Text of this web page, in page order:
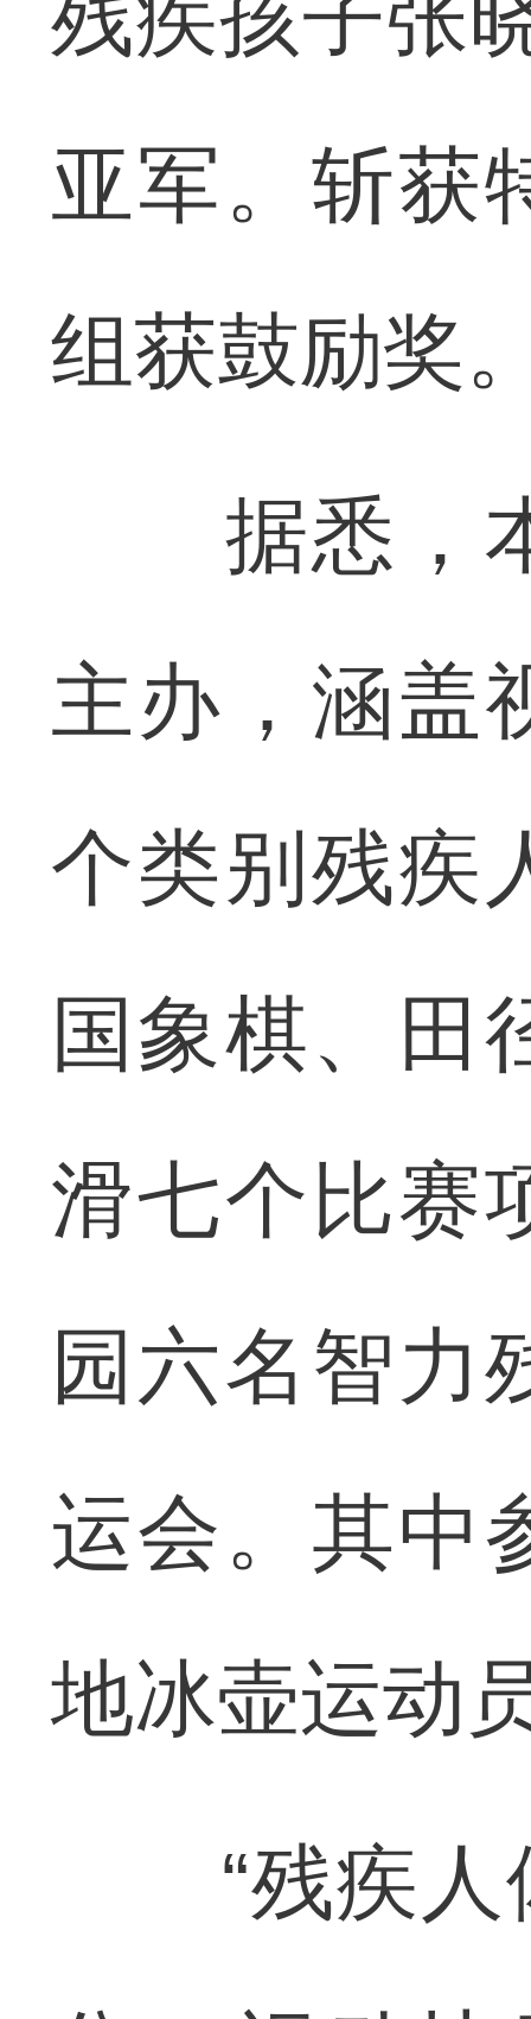
残疾孩子张
亚军。斩获
组获鼓励奖
据悉，本
主办，涵盖
个类别残疾
国象棋、田
滑七个比赛
园六名智力
运会。其中
地冰壶运动
“残疾人